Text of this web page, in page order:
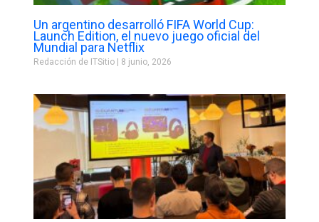
Un argentino desarrolló FIFA World Cup:
Launch Edition, el nuevo juego oficial del
Mundial para Netflix
Redacción de ITSitio 8 junio, 2026